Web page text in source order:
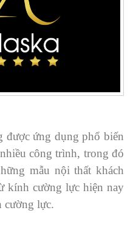
được ứng dụng phổ biến
công trình, trong đó
mẫu nội thất khách
kính cường lực hiện nay
cường lực.